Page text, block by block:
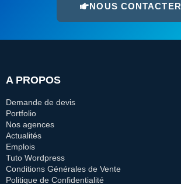
NOUS CONTACTER
A PROPOS
Demande de devis
Portfolio
Nos agences
Actualités
Emplois
Tuto Wordpress
Conditions Générales de Vente
Politique de Confidentialité